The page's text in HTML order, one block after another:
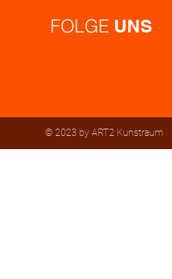
FOLGE UNS
© 2023 by ART2 Kunstraum